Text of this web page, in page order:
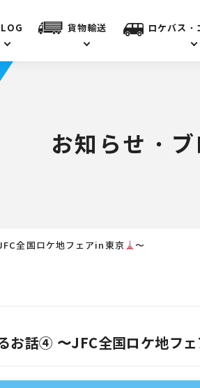
貨物輸送 ロケバス・
お知らせ・
全国ロケ地フェアin東京 〜
お話④ 〜JFC全国ロケ地フ